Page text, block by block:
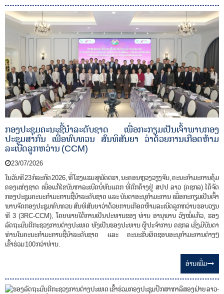
ກອງປະຊຸມຄະນະຊີ້ນໍາລະດັບຊາດ ເພື່ອກະກຽມເປັນເຈົ້າພາບກອງ
ປະຊຸມສາກົນ ເພື່ອທົບທວນ ສົນທິສັນຍາ ວ່າດ້ວຍການເກືອດຫ້າມ
ລະເບີດລູກຫວ່ານ (CCM)
23/07/2026
ໃນວັນທີ 23 ກໍລະກົດ 2026, ທີ່ ໂຮງແຮມ ສຸພັດຕຣາ, ນະຄອນຫຼວງວຽງຈັນ, ຄະນະກໍາມະການຄຸ້ມ
ຄອງເເຫ່ງຊາດ ເພື່ອເເກ້ໄຂບັນຫາລະເບີດບໍ່ທັນເເຕກ ທີ່ຕົກຄ້າງຢູ່ ສປປ ລາວ (ຄຊກລ) ໄດ້ຈັດ
ກອງປະຊຸມຄະນະກໍາມະການຊີ້ນໍາລະດັບຊາດ ແລະ ບັນດາອະນຸກໍາມະການ ເພື່ອກະກຽມເປັນເຈົ້າ
ພາບຈັດກອງປະຊຸມທົບທວນ ສົນທິສັນຍາວ່າດ້ວຍການເກືອດຫ້າມລະເບີດລູກຫວ່ານ ຮອບວຽນ
ທີ 3 (3RC-CCM), ໂດຍພາຍໃຕ້ການເປັນປະທານຂອງ ທ່ານ ອານຸພາບ ວົງໜໍ່ແກ້ວ, ຮອງ
ລັດຖະມົນຕີກະຊວງການຕ່າງປະເທດ ທັງເປັນຮອງປະທານ ຜູ້ປະຈຳການ ຄຊກລ ເຊິ່ງມີບັນດາ
ທ່ານໃນຄະນະກຳມະການຊີ້ນຳລະດັບຊາດ ເເລະ ຄະນະຮັບຜິດຊອບອະນຸກຳມະການຕ່າງໆ
ເຂົ້າຮ່ວມ 100 ກວ່າທ່ານ.
ອ່ານ​ເພີ່ມ